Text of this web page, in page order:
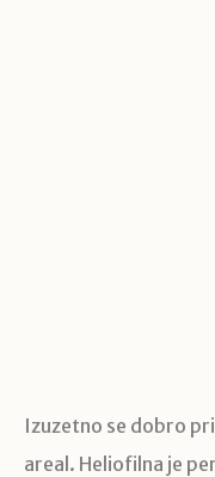
Izuzetno se dobro
areal. Heliofilna je